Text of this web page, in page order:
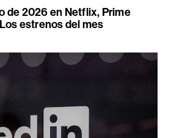
de 2026 en Netflix, Prime
estrenos del mes